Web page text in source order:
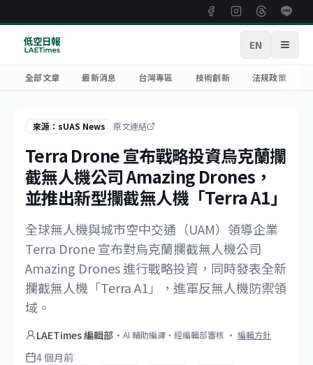
EN 開啟
全部文章 最新消息 台灣專區 技術創新 法規政策
來源：sUAS News 原文連結
Terra Drone 宣布戰略投資烏克蘭攔
截無人機公司 Amazing Drones，
並推出新型攔截無人機「Terra A1」
全球無人機與城市空中交通（UAM）領導企業
Terra Drone 宣布對烏克蘭攔截無人機公司
Amazing Drones 進行戰略投資，同時發表全新
攔截無人機「Terra A1」，進軍反無人機防禦領
域。
LAETimes 編輯部 · AI 輔助編譯・經編輯部審核 · 編輯方針
4 個月前